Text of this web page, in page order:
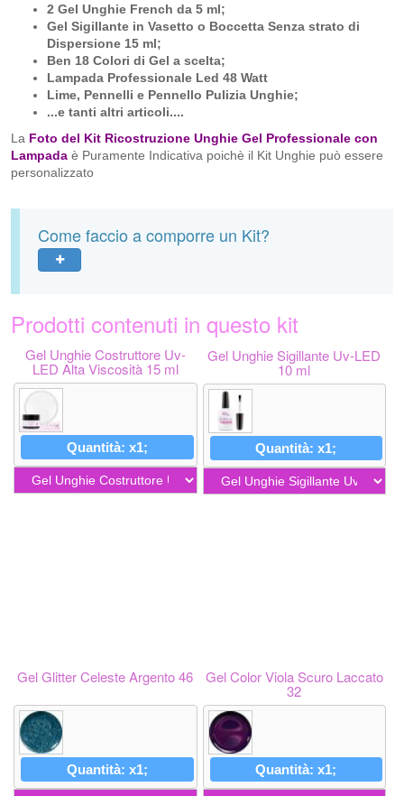
2 Gel Unghie French da 5 ml;
Gel Sigillante in Vasetto o Boccetta Senza strato di
Dispersione 15 ml;
Ben 18 Colori di Gel a scelta;
Lampada Professionale Led 48 Watt
Lime, Pennelli e Pennello Pulizia Unghie;
...e tanti altri articoli....
La Foto del Kit Ricostruzione Unghie Gel Professionale con
Lampada è Puramente Indicativa poichè il Kit Unghie può essere
personalizzato
Come faccio a comporre un Kit?
Prodotti contenuti in questo kit
Gel Unghie Costruttore Uv-
LED Alta Viscosità 15 ml
Quantità: x1;
Gel Unghie Sigillante Uv-LED
10 ml
Quantità: x1;
Gel Glitter Celeste Argento 46
Quantità: x1;
Gel Color Viola Scuro Laccato
32
Quantità: x1;